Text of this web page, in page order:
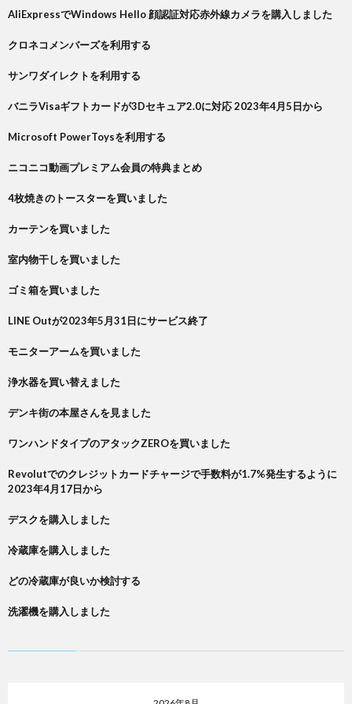
AliExpressでWindows Hello 顔認証対応赤外線カメラを購入しました
クロネコメンバーズを利用する
サンワダイレクトを利用する
バニラVisaギフトカードが3Dセキュア2.0に対応 2023年4月5日から
Microsoft PowerToysを利用する
ニコニコ動画プレミアム会員の特典まとめ
4枚焼きのトースターを買いました
カーテンを買いました
室内物干しを買いました
ゴミ箱を買いました
LINE Outが2023年5月31日にサービス終了
モニターアームを買いました
浄水器を買い替えました
デンキ街の本屋さんを見ました
ワンハンドタイプのアタックZEROを買いました
Revolutでのクレジットカードチャージで手数料が1.7%発生するように
2023年4月17日から
デスクを購入しました
冷蔵庫を購入しました
どの冷蔵庫が良いか検討する
洗濯機を購入しました